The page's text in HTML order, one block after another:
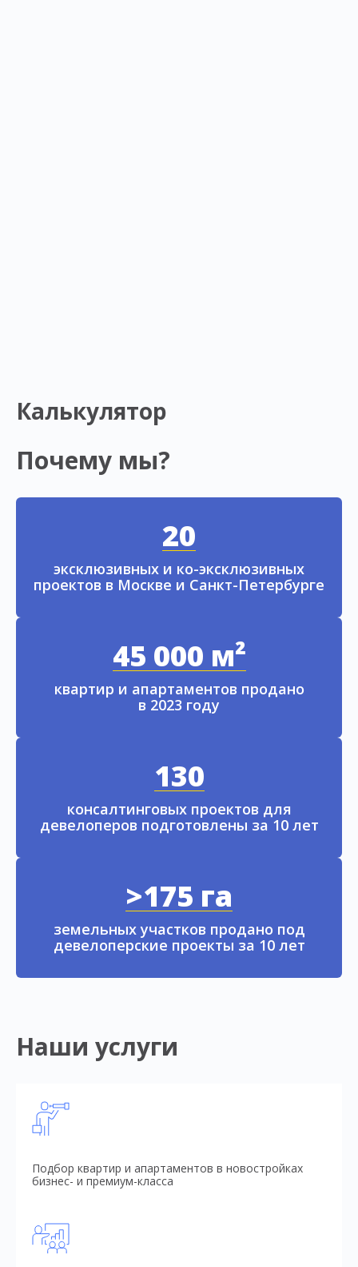
Калькулятор
Почему мы?
20
эксклюзивных и ко-эксклюзивных
проектов в Москве и Санкт-Петербурге
45 000 м²
квартир и апартаментов продано
в 2023 году
130
консалтинговых проектов для
девелоперов подготовлены за 10 лет
>175 га
земельных участков продано под
девелоперские проекты за 10 лет
Наши услуги
Подбор квартир и апартаментов в новостройках
бизнес- и премиум-класса